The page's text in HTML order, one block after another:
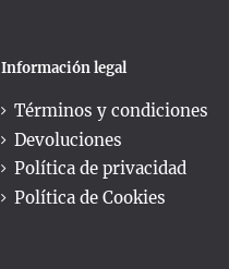
Información legal
Términos y condiciones
Devoluciones
Política de privacidad
Política de Cookies